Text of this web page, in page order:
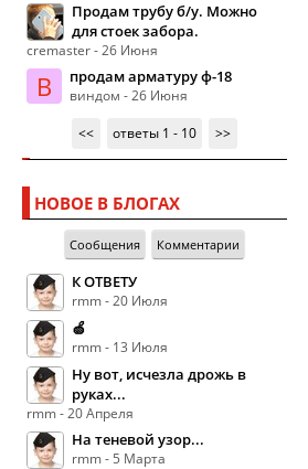
Продам трубу б/у. Можно
для стоек забора.
cremaster - 26 Июня
В продам арматуру ф-18
виндом - 26 Июня
<<
ответы 1 - 10 >>
НОВОЕ В БЛОГАХ
Сообщения Комментарии
К ОТВЕТУ
rmm - 20 Июля
🍏
rmm - 13 Июля
Ну вот, исчезла дрожь в
руках...
rmm - 20 Апреля
На теневой узор...
rmm - 5 Марта